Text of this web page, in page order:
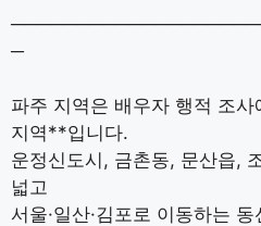
─
파주 지역은 배우자 행적 조
지역**입니다.
운정신도시, 금촌동, 문산읍,
넓고
서울·일산·김포로 이동하는